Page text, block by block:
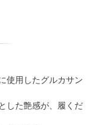
使用したグルカサン
した艶感が、履くだ